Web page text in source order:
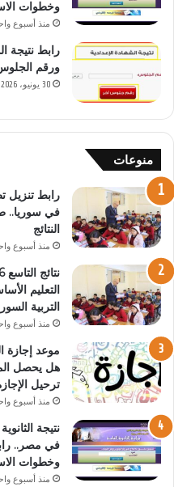
وخطوات
منذ أسبوع
ورقم
30 يونيو، 2026
منوعات
في سوريا..
النتائج
منذ أسبوع
التعليم
التربية
منذ أسبوع
ترحيل
منذ أسبوع
في مصر..
وخطوات
منذ أسبوع